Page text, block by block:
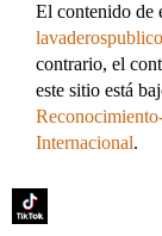
El contenido de
contrario, el
este sitio está
Internacional.